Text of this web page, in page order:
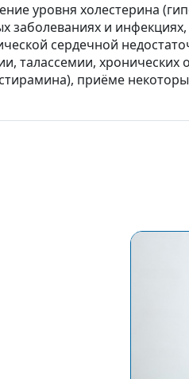
уровня холестерина
заболеваниях и
сердечной
талассемии, хронических
приёме